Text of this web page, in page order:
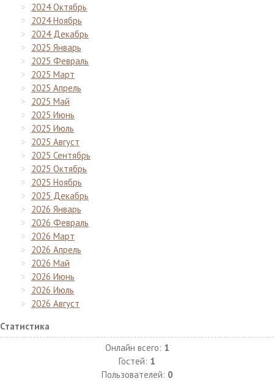
2024 Октябрь
2024 Ноябрь
2024 Декабрь
2025 Январь
2025 Февраль
2025 Март
2025 Апрель
2025 Май
2025 Июнь
2025 Июль
2025 Август
2025 Сентябрь
2025 Октябрь
2025 Ноябрь
2025 Декабрь
2026 Январь
2026 Февраль
2026 Март
2026 Апрель
2026 Май
2026 Июнь
2026 Июль
2026 Август
Статистика
Онлайн всего: 1
Гостей: 1
Пользователей: 0